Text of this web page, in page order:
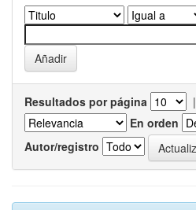
Resultados por página |
En orden
Autor/registro